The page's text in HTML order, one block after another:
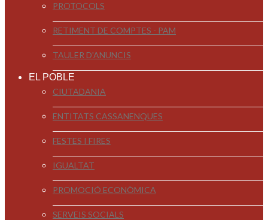
PROTOCOLS
RETIMENT DE COMPTES - PAM
TAULER D'ANUNCIS
EL POBLE
CIUTADANIA
ENTITATS CASSANENQUES
FESTES I FIRES
IGUALTAT
PROMOCIÓ ECONÒMICA
SERVEIS SOCIALS